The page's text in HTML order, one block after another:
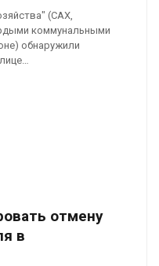
(САХ,
коммунальными
обнаружили
отмену
в